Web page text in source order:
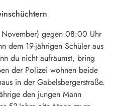
gegen 08:00 Uhr
dem 19-jährigen Schüler aus
du nicht aufräumst, bring
der Polizei wohnen beide
in der Gabelsbergerstraße.
den jungen Mann